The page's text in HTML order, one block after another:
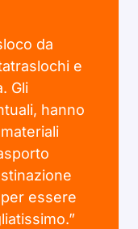
da
e
Gli
hanno
essere